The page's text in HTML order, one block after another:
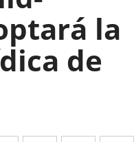
la
de